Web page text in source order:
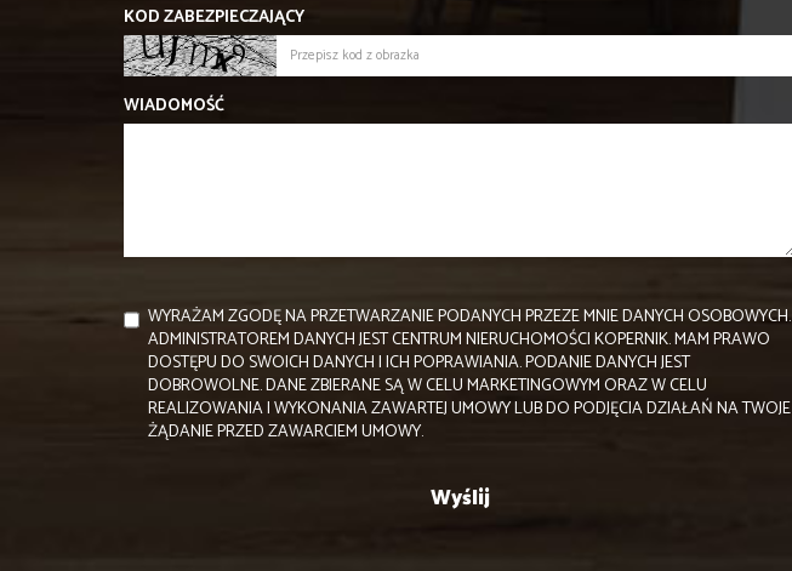
KOD ZABEZPIECZAJĄCY
WIADOMOŚĆ
WYRAŻAM ZGODĘ NA PRZETWARZANIE PODANYCH PRZEZE MNIE DANYCH OSOBOWYCH.
ADMINISTRATOREM DANYCH JEST CENTRUM NIERUCHOMOŚCI KOPERNIK. MAM PRAWO
DOSTĘPU DO SWOICH DANYCH I ICH POPRAWIANIA. PODANIE DANYCH JEST
DOBROWOLNE. DANE ZBIERANE SĄ W CELU MARKETINGOWYM ORAZ W CELU
REALIZOWANIA I WYKONANIA ZAWARTEJ UMOWY LUB DO PODJĘCIA DZIAŁAŃ NA TWOJE
ŻĄDANIE PRZED ZAWARCIEM UMOWY.